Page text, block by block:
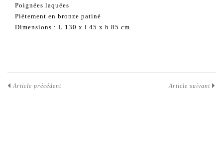
Poignées laquées
Piétement en bronze patiné
Dimensions : L 130 x l 45 x h 85 cm
Article précédent Article suivant